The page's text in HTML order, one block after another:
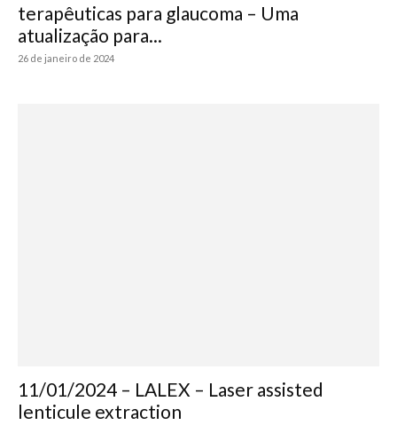
terapêuticas para glaucoma – Uma
atualização para...
26 de janeiro de 2024
11/01/2024 – LALEX – Laser assisted
lenticule extraction